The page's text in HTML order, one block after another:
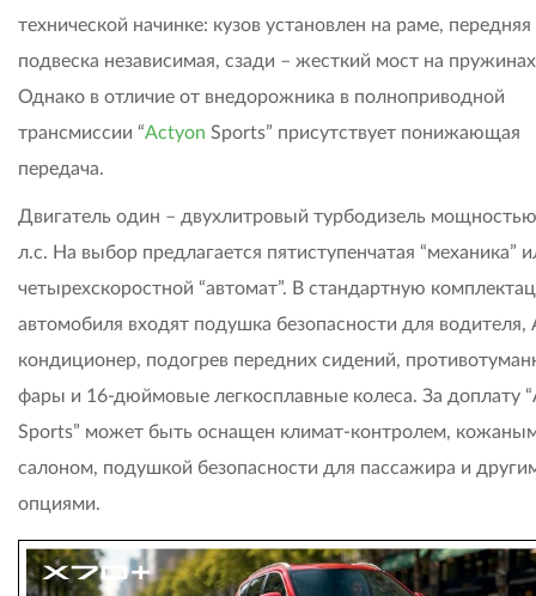
технической начинке: кузов установлен на раме, передняя
подвеска независимая, сзади – жесткий мост на
Однако в отличие от внедорожника в полноприводной
трансмиссии “Actyon Sports” присутствует понижающая
передача.
Двигатель один – двухлитровый турбодизель
л.с. На выбор предлагается пятиступенчатая “механика”
четырехскоростной “автомат”. В стандартную
автомобиля входят подушка безопасности для водителя,
кондиционер, подогрев передних сидений,
фары и 16-дюймовые легкосплавные колеса. За доплату
Sports” может быть оснащен климат-контролем,
салоном, подушкой безопасности для пассажира и
опциями.